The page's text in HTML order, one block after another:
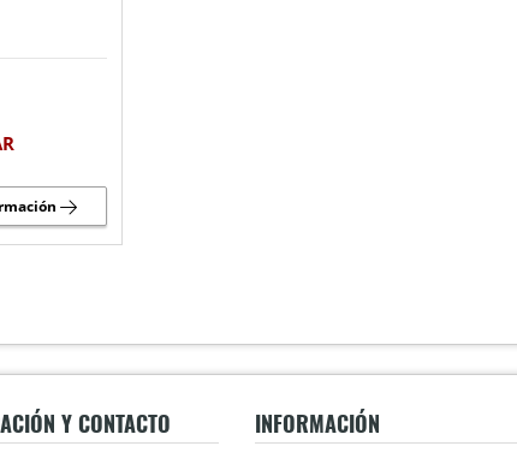
Y CONTACTO INFORMACIÓN